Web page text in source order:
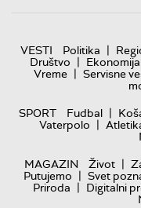
VESTI Politika |
Društvo | Ekonomija
Vreme | Servisne
SPORT
Fudbal |
Vaterpolo |
MAGAZIN
Život |
Putujemo | Svet
Priroda | Digitalni